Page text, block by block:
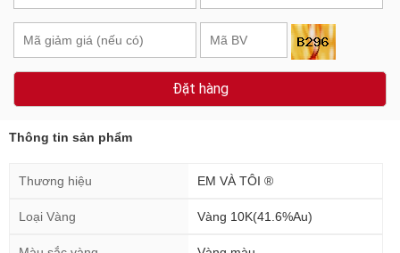
Đặt hàng
Thông tin sản phẩm
Thương hiệu EM VÀ TÔI ®
Loại Vàng Vàng 10K(41.6%Au)